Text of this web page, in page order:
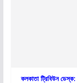
কলকাতা ট্রিবিউন ডেস্ক: